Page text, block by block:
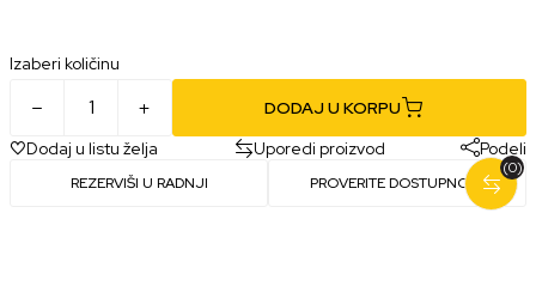
Izaberi količinu
DODAJ U KORPU
Dodaj u listu želja
Uporedi proizvod Podeli
REZERVIŠI U RADNJI PROVERITE DOSTUPNOST
(0)